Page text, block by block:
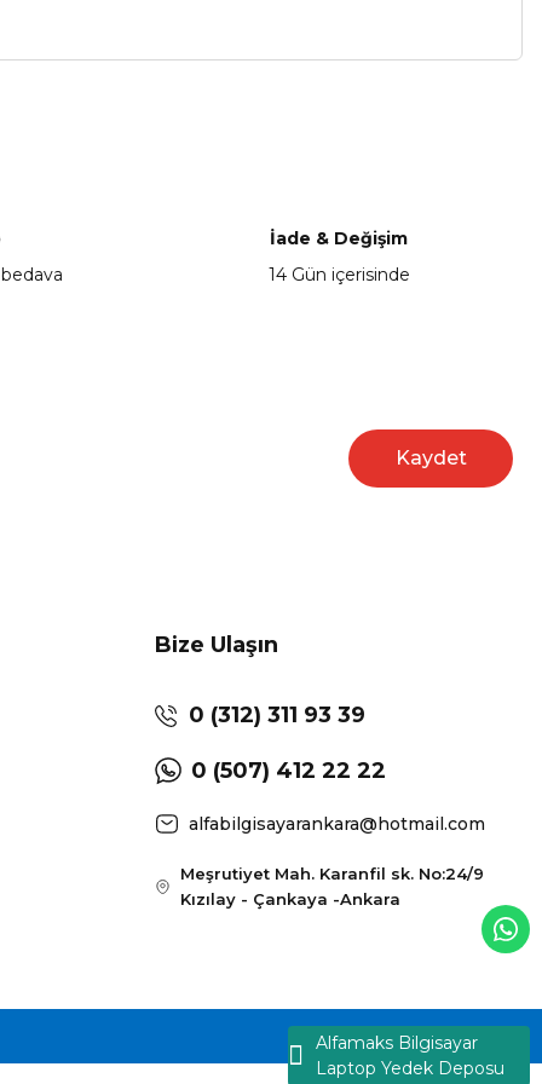
Alfamaks Bilgisayar
Laptop Yedek Deposu
İade & Değişim
14 Gün içerisinde
Kaydet
Bize Ulaşın
0 (312) 311 93 39
0 (507) 412 22 22
alfabilgisayarankara@hotmail.com
Meşrutiyet Mah. Karanfil sk. No:24/9
Kızılay - Çankaya -Ankara